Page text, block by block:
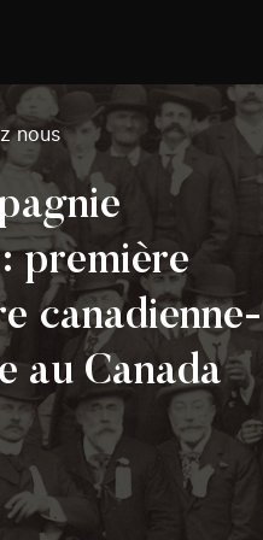
nous
première
canadienne-
au Canada